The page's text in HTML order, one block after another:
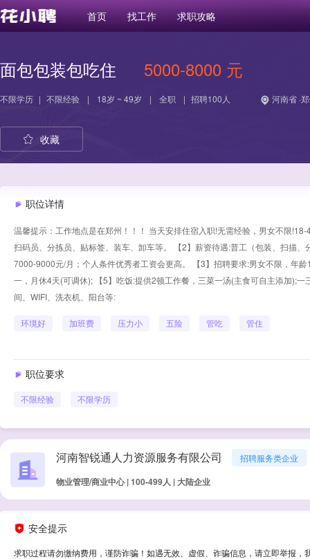
首页 找工作 求职攻略
面包包装包吃住 5000-8000 元
不限学历 | 不限经验 | 18岁 ~ 49岁 | 全职 | 招聘100人 河南省 ·
收藏
职位详情
温馨提示：工作地点是在郑州！！！ 当天安排住宿入职!无需经验，男女不限
扫码员、分拣员、贴标签、装车、卸车等。 【2】薪资待遇:普工（包装、扫描
7000-9000元/月；个人条件优秀者工资会更高。 【3】招聘要求:男女不限，年
一，月休4天(可调休); 【5】吃饭:提供2顿工作餐，三菜一汤(主食可自主添加);
间、WIFI、洗衣机、阳台等:
环境好 加班费 压力小 五险 管吃 管住
职位要求
不限经验 不限学历
河南智锐通人力资源服务有限公司 招聘服务类企业
物业管理/商业中心 | 100-499人 | 大陆企业
安全提示
求职过程请勿缴纳费用，谨防诈骗！如遇无效、虚假、诈骗信息，请立即举报，